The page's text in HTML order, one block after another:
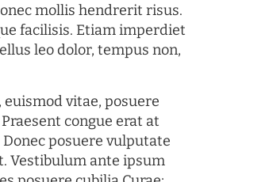
mollis hendrerit risus.
facilisis. Etiam imperdiet
leo dolor, tempus non,
vitae, posuere
congue erat at
posuere vulputate
Vestibulum ante ipsum